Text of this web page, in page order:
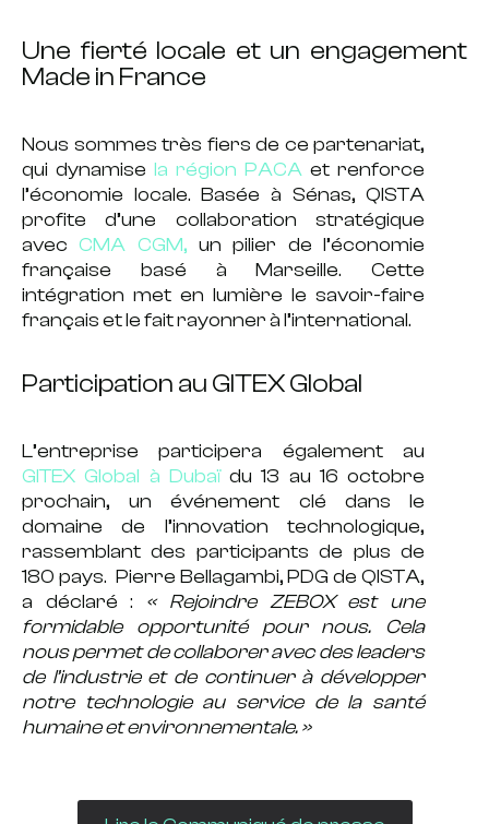
Une fierté locale et un engagement
Made in France
Nous sommes très fiers de ce partenariat,
qui dynamise la région PACA et renforce
l’économie locale. Basée à Sénas, QISTA
profite d’une collaboration stratégique
avecCMA CGM, un pilier de l’économie
française basé à Marseille. Cette
intégration met en lumière lesavoir-faire
françaisetlefait rayonner à l’international.
Participation au GITEX Global
L’entreprise participera également au
GITEX Global à Dubaï du13 au 16 octobre
prochain, un événement clé dans le
domaine de l’innovation technologique,
rassemblant des participants de plus de
180 pays. Pierre Bellagambi, PDG de QISTA,
a déclaré : «
Rejoindre ZEBOX est une
formidable opportunité pour nous. Cela
nous permet de collaborer avec des leaders
de l’industrie et de continuer à développer
notre technologie au service de la santé
humaine et environnementale. »